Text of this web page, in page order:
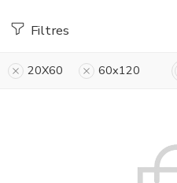
Filtres
20X60 60x120